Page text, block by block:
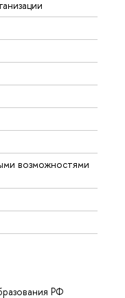
возможностями
РФ